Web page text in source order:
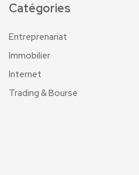
Catégories
Entreprenariat
Immobilier
Internet
Trading & Bourse